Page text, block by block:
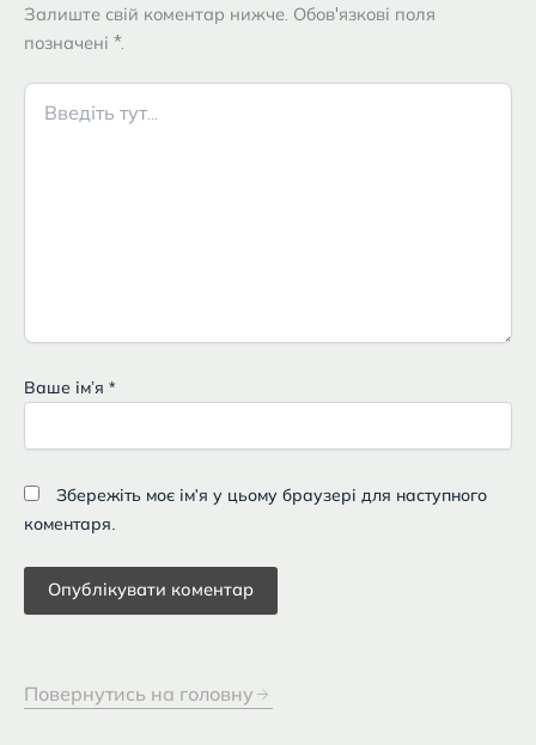
Залиште свій коментар нижче. Обов'язкові поля
позначені *.
Введіть
тут...
Ваше імʼя *
Збережіть моє ім'я у цьому браузері для наступного
коментаря.
Повернутись на головну